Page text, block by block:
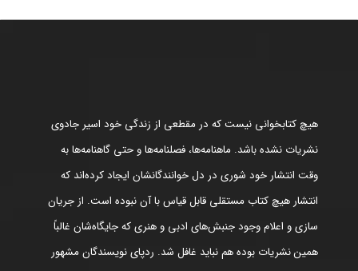
هیچ کتابخوانی نیست که در مقطعی از زندگی خود اسیر جادوی
نشریات نشده باشد. ماهنامه‌ها، فصلنامه‌ها و حتی گاهنامه‌ها به
وقت انتشار خود شوری در دل خوانندگانشان ایجاد کرده‌اند که
انتشار هیچ کتاب مستقلی قابل قیاس با آن نبوده است. از جریان
سازی و اعلام وجود جنبش‌های ادبی و هنری که جایگاه‌شان غالباً
همین نشریات بوده هم نباید غافل شد. ردپای نویسندگان مشهور